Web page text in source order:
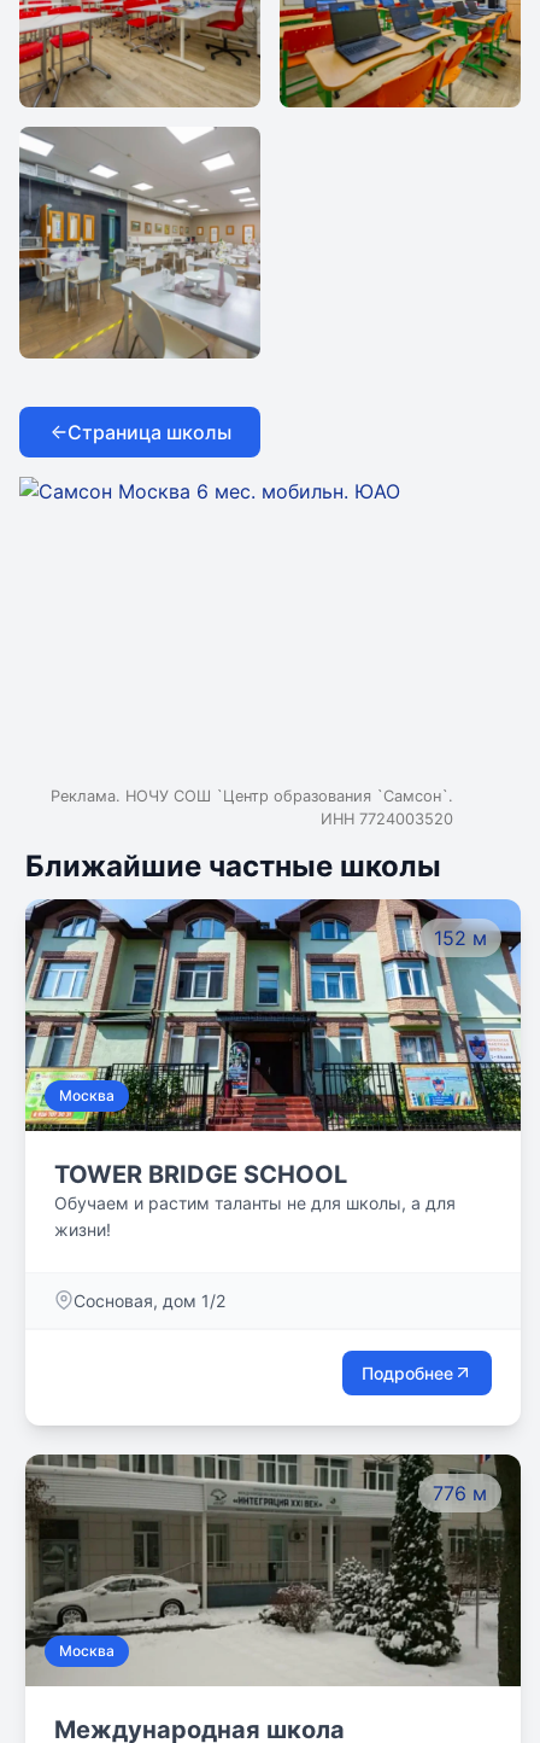
Ювенес
Страница школы
Реклама. НОЧУ СОШ `Центр образования `Самсон`.
ИНН 7724003520
Ближайшие частные школы
152 м
Москва
TOWER BRIDGE SCHOOL
Обучаем и растим таланты не для школы, а для
жизни!
Сосновая, дом 1/2
Подробнее
776 м
Москва
Международная школа